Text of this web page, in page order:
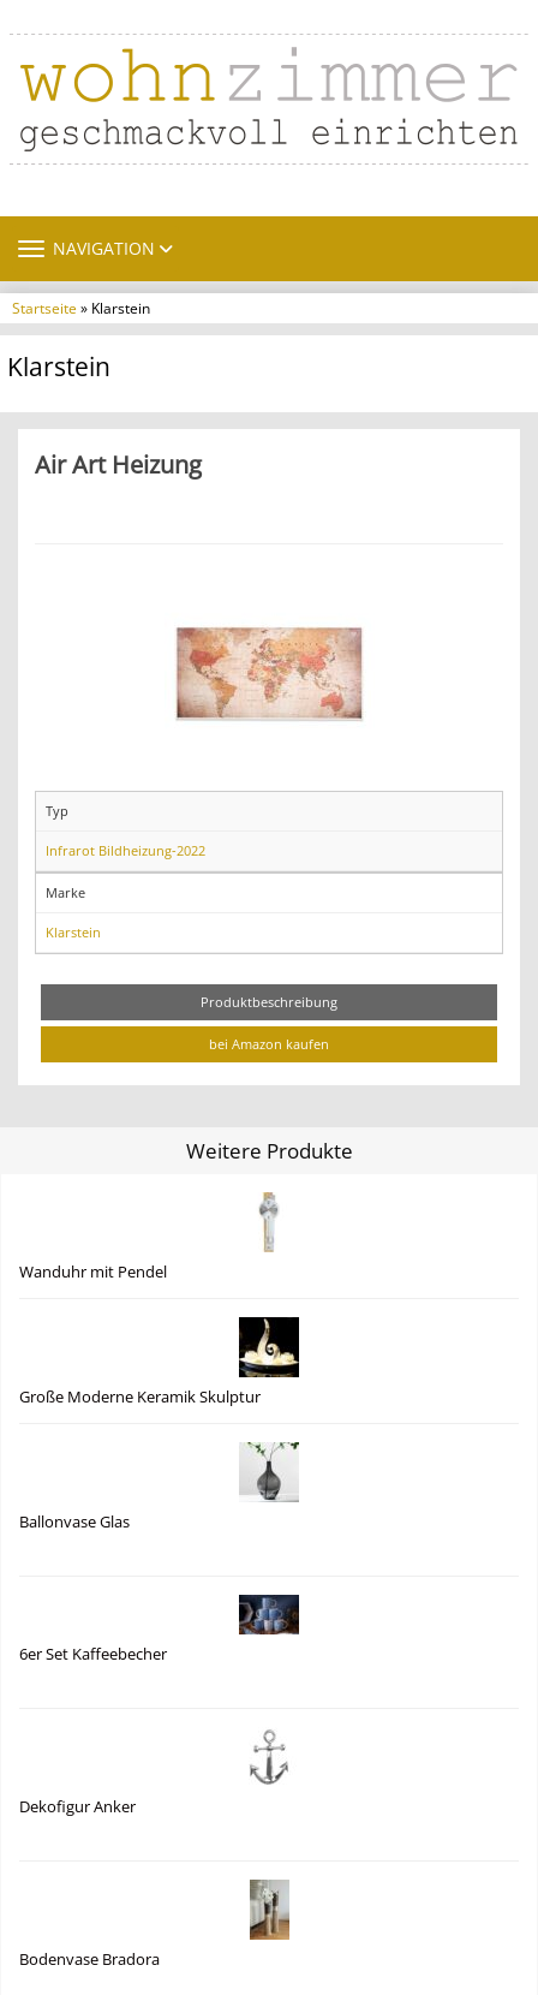
TOGGLE NAVIGATION
NAVIGATION
Startseite» Klarstein
Klarstein
Air Art Heizung
Typ
Infrarot Bildheizung-2022
Marke
Klarstein
Produktbeschreibung
bei Amazon kaufen
Weitere Produkte
Wanduhr mit Pendel
Große Moderne Keramik Skulptur
Ballonvase Glas
6er Set Kaffeebecher
Dekofigur Anker
Bodenvase Bradora